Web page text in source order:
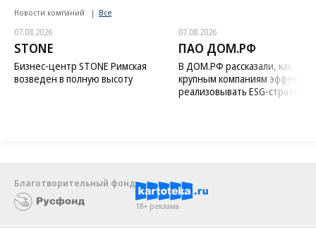
Новости компаний Все
07.08.2026
STONE
Бизнес-центр STONE Римская
возведен в полную высоту
07.08.2026
ПАО ДОМ.РФ
В ДОМ.РФ рассказали, как
крупным компаниям
реализовывать ESG-стратегию
Благотворительный фонд
18+ реклама